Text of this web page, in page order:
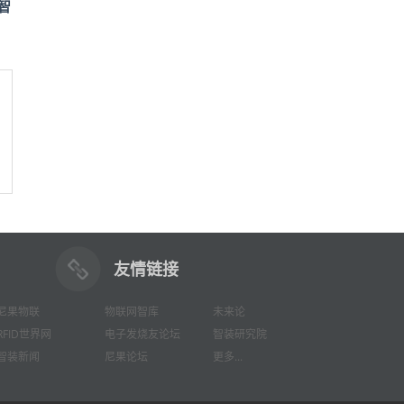
友情链接
果物联 物联网智库
未来论
世界网
电子发烧友论坛
智装研究院
装新闻
尼果论坛 更多...